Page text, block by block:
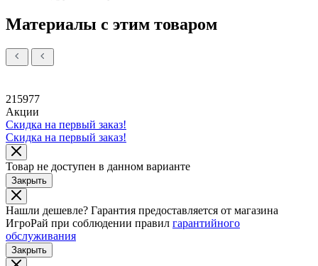
Материалы с этим товаром
215977
Акции
Скидка на первый заказ!
Скидка на первый заказ!
Товар не доступен в данном варианте
Закрыть
Нашли дешевле? Гарантия предоставляется от магазина
ИгроРай при соблюдении правил гарантийного
обслуживания
Закрыть